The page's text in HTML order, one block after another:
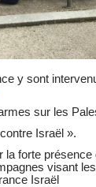
y sont
sur les
Israël ».
forte
visant
Israël